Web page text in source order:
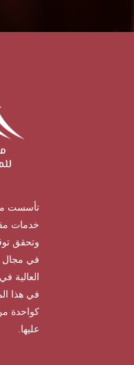
تأسست
خدمات
وتحقق
في مجال
العالية
في هذا
كواحدة
عليها.